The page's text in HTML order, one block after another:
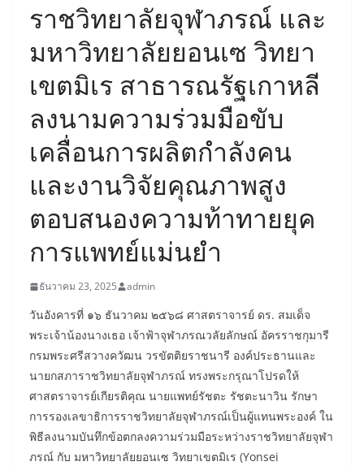
ราชวิทยาลัยจุฬาภรณ์ และ
มหาวิทยาลัยยอนเซ วิทยา
เขตมิเร สาธารณรัฐเกาหลี
ลงนามความร่วมมือขับ
เคลื่อนการผลิตกำลังคน
และงานวิจัยคุณภาพสูง
ตอบสนองความท้าทายยุค
การแพทย์แม่นยำ
ธันวาคม 23, 2025 admin
​วันอังคารที่ ๑๖ ธันวาคม ๒๕๖๘ ศาสตราจารย์ ดร. สมเด็จ
พระเจ้าน้องนางเธอ เจ้าฟ้าจุฬาภรณวลัยลักษณ์ อัครราชกุมารี
กรมพระศรีสวางควัฒน วรขัตติยราชนารี องค์ประธานและ
นายกสภาราชวิทยาลัยจุฬาภรณ์ ทรงพระกรุณาโปรดให้
ศาสตราจารย์เกียรติคุณ นายแพทย์รัชตะ รัชตะนาวิน รักษา
การรองเลขาธิการราชวิทยาลัยจุฬาภรณ์เป็นผู้แทนพระองค์ ใน
พิธีลงนามบันทึกข้อตกลงความร่วมมือระหว่างราชวิทยาลัยจุฬา
ภรณ์ กับ มหาวิทยาลัยยอนเซ วิทยาเขตมิเร (Yonsei